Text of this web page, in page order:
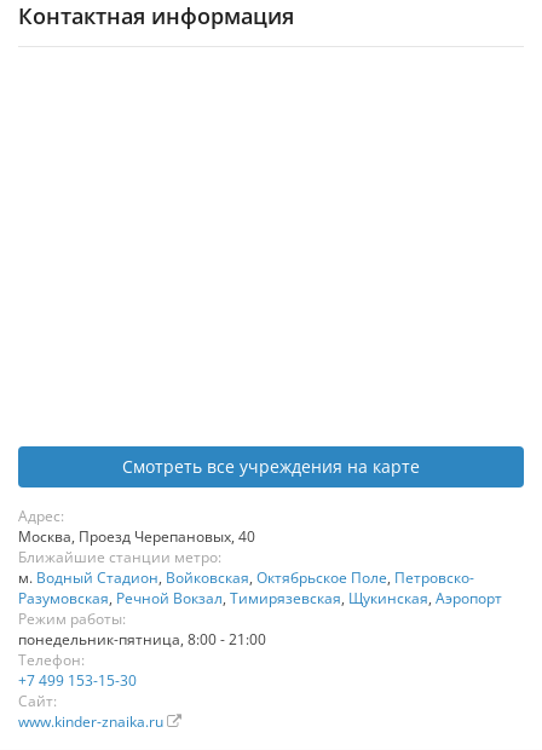
Контактная информация
Смотреть все учреждения на карте
Адрес:
Москва, Проезд Черепановых, 40
Ближайшие станции метро:
м. Водный Стадион, Войковская, Октябрьское Поле, Петровско-
Разумовская, Речной Вокзал, Тимирязевская, Щукинская, Аэропорт
Режим работы:
понедельник-пятница, 8:00 - 21:00
Телефон:
+7 499 153-15-30
Сайт:
www.kinder-znaika.ru